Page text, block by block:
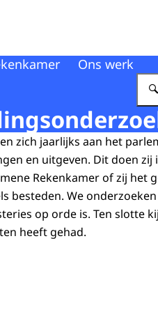
Rekenkamer
Ons werk
zich jaarlijks aan het
en uitgeven. Dit doen zij
Rekenkamer of zij het
besteden. We
op orde is. Ten slotte
heeft gehad.